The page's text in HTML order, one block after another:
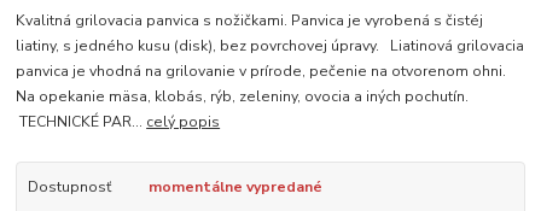
Kvalitná grilovacia panvica s nožičkami. Panvica je vyrobená s čistéj
liatiny, s jedného kusu (disk), bez povrchovej úpravy. Liatinová grilovacia
panvica je vhodná na grilovanie v prírode, pečenie na otvorenom ohni.
Na opekanie mäsa, klobás, rýb, zeleniny, ovocia a iných pochutín.
TECHNICKÉ PAR... celý popis
Dostupnosť momentálne vypredané